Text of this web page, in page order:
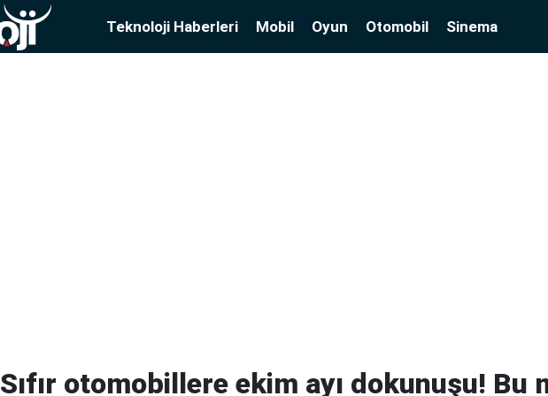
Teknoloji Haberleri Mobil Oyun Otomobil Sinema
Sıfır otomobillere ekim ayı dokunuşu! Bu